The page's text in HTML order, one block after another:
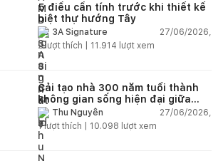
5 điều cần tính trước khi thiết kế
biệt thự hướng Tây
3A Signature
27/06/2026,
2lượt thích | 11.914 lượt xem
Cải tạo nhà 300 năm tuổi thành
không gian sống hiện đại giữa
thiên nhiên
Thu Nguyễn
27/06/2026,
1lượt thích | 10.098 lượt xem